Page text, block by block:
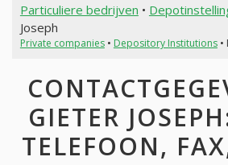
Particuliere bedrijven •
Joseph
Private companies• Depository Institutions•
GIETER
TELEFOON,